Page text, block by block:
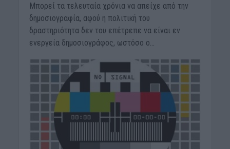
Μπορεί τα τελευταία χρόνια να απείχε από την
δημοσιογραφία, αφού η πολιτική του
δραστηριότητα δεν του επέτρεπε να είναι εν
ενεργεία δημοσιογράφος, ωστόσο ο...